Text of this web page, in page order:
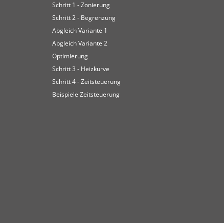
Schritt 1 - Zonierung
Schritt 2 - Begrenzung
Abgleich Variante 1
Abgleich Variante 2
Optimierung
Schritt 3 - Heizkurve
Schritt 4 - Zeitsteuerung
Beispiele Zeitsteuerung